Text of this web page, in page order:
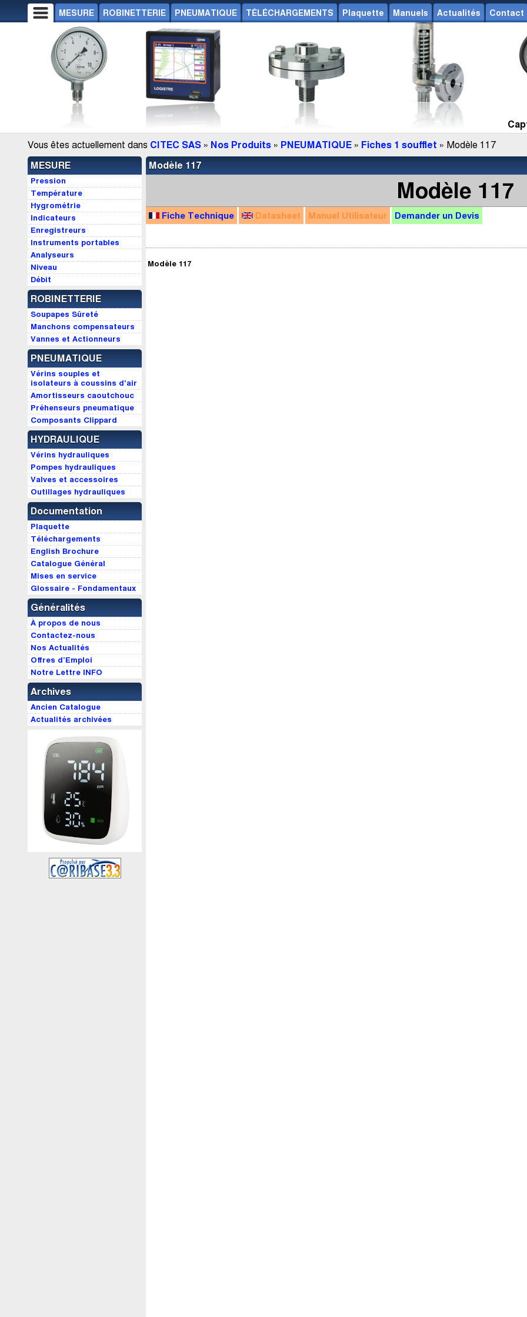
MESURE ROBINETTERIE PNEUMATIQUE TÉLÉCHARGEMENTS Plaquette Manuels Actualités Contact
Vous êtes actuellement dans CITEC SAS » Nos Produits » PNEUMATIQUE » Fiches 1 soufflet » Modèle 117
MESURE
Pression
Température
Hygrométrie
Indicateurs
Enregistreurs
Instruments portables
Analyseurs
Niveau
Débit
ROBINETTERIE
Soupapes Sûreté
Manchons compensateurs
Vannes et Actionneurs
PNEUMATIQUE
Vérins souples et
isolateurs à coussins d'air
Amortisseurs caoutchouc
Préhenseurs pneumatique
Composants Clippard
HYDRAULIQUE
Vérins hydrauliques
Pompes hydrauliques
Valves et accessoires
Outillages hydrauliques
Documentation
Plaquette
Téléchargements
English Brochure
Catalogue Général
Mises en service
Glossaire - Fondamentaux
Généralités
À propos de nous
Contactez-nous
Nos Actualités
Offres d’Emploi
Notre Lettre INFO
Archives
Ancien Catalogue
Actualités archivées
Modèle 117
Modèle 117
Fiche Technique Datasheet Manuel Utilisateur Demander un Devis
Modèle 117